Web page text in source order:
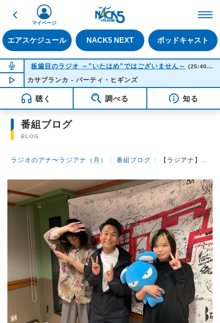
戻る
エアスケジュール NACK5 NEXT ポッドキャスト
マイページ
NOW ON AIR
板歯目のラジオ ～”いたはめ”ではございません～ (25:40-26:00)
NOW PLAYING 01:46
カサブランカ - バーティ・ヒギンズ
聴く 調べる 知る
番組ブログ
BLOG
ラジオのアナ〜ラジアナ（月） 〉番組ブログ 〉 【ラジアナ】ゲスト『daisansei 安宅伸明さん フジカケ ウミさん』【月曜日】